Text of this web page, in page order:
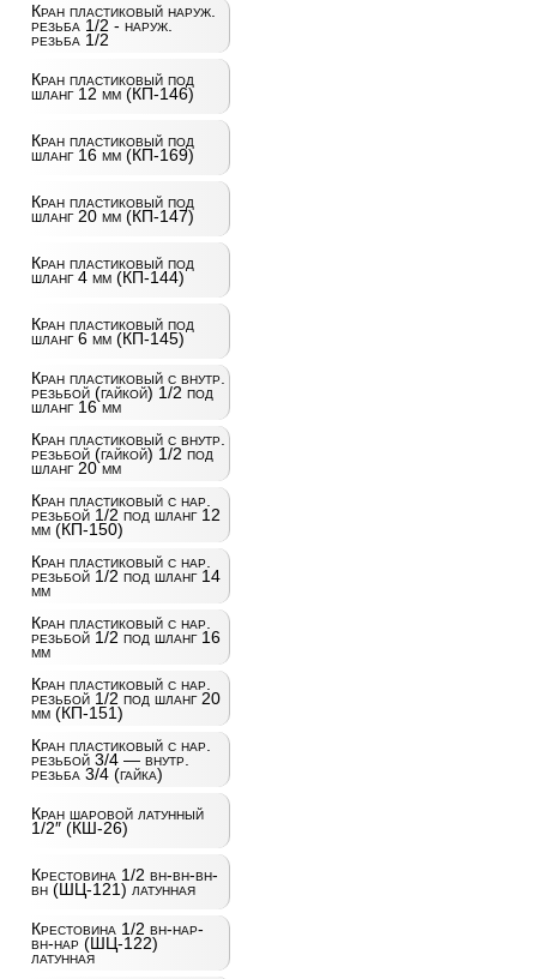
Кран пластиковый наруж.
резьба 1/2 - наруж.
резьба 1/2
Кран пластиковый под
шланг 12 мм (КП-146)
Кран пластиковый под
шланг 16 мм (КП-169)
Кран пластиковый под
шланг 20 мм (КП-147)
Кран пластиковый под
шланг 4 мм (КП-144)
Кран пластиковый под
шланг 6 мм (КП-145)
Кран пластиковый с внутр.
резьбой (гайкой) 1/2 под
шланг 16 мм
Кран пластиковый с внутр.
резьбой (гайкой) 1/2 под
шланг 20 мм
Кран пластиковый с нар.
резьбой 1/2 под шланг 12
мм (КП-150)
Кран пластиковый с нар.
резьбой 1/2 под шланг 14
мм
Кран пластиковый с нар.
резьбой 1/2 под шланг 16
мм
Кран пластиковый с нар.
резьбой 1/2 под шланг 20
мм (КП-151)
Кран пластиковый с нар.
резьбой 3/4 — внутр.
резьба 3/4 (гайка)
Кран шаровой латунный
1/2″ (КШ-26)
Крестовина 1/2 вн-вн-вн-
вн (ШЦ-121) латунная
Крестовина 1/2 вн-нар-
вн-нар (ШЦ-122)
латунная